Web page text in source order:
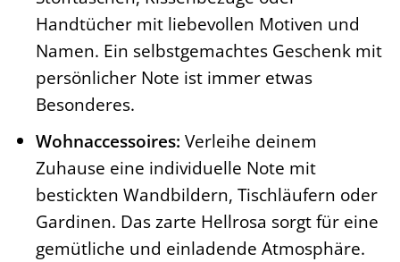
Handtücher mit liebevollen Motiven und
Namen. Ein selbstgemachtes Geschenk mit
persönlicher Note ist immer etwas
Besonderes.
Wohnaccessoires: Verleihe deinem
Zuhause eine individuelle Note mit
bestickten Wandbildern, Tischläufern oder
Gardinen. Das zarte Hellrosa sorgt für eine
gemütliche und einladende Atmosphäre.